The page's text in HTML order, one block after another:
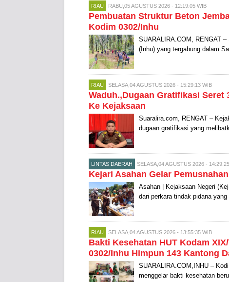
RIAU RABU,05 AGUSTUS 2026 - 12:19:05 WIB
Pembuatan Struktur Beton
Kodim 0302/Inhu
SUARALIRA.COM, RENGAT
(Inhu) yang tergabung dalam
RIAU SELASA,04 AGUSTUS 2026 - 15:29:13 WIB
Waduh.,Dugaan Gratifikasi Seret
Ke Kejaksaan
Suaralira.com, RENGAT –
dugaan gratifikasi yang
LINTAS DAERAH SELASA,04 AGUSTUS 2026 -
Kejari Asahan Gelar
Asahan | Kejaksaan Negeri
dari perkara tindak pidana
RIAU SELASA,04 AGUSTUS 2026 - 13:55:35 WIB
Bakti Kesehatan HUT Kodam
0302/Inhu Himpun 143 Kantong
SUARALIRA.COM,INHU –
menggelar bakti kesehatan